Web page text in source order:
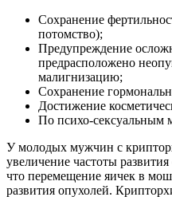
Сохранение
потомство);
Предупреждение
предрасположено
малигнизацию;
Сохранение
Достижение
По психо-сексуальным
У молодых мужчин с
увеличение частоты
что перемещение яичек в
развития опухолей.